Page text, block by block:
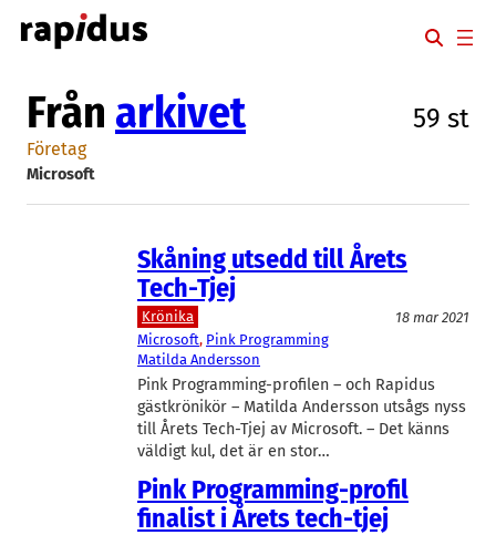
Hoppa
till
Från arkivet 59 st
Företag
Microsoft
Skåning utsedd till Årets
Tech-Tjej
Krönika
18 mar 2021
Microsoft, Pink Programming
Matilda Andersson
Pink Programming-profilen – och Rapidus
gästkrönikör – Matilda Andersson utsågs nyss
till Årets Tech-Tjej av Microsoft. – Det känns
väldigt kul, det är en stor…
Pink Programming-profil
finalist i Årets tech-tjej